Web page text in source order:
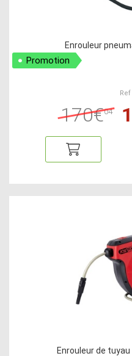
Enrouleur
Promotion
Ref
170€04
Enrouleur de